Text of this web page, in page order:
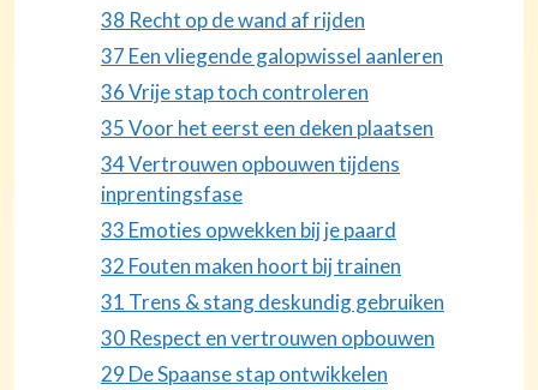
38 Recht op de wand af rijden
37 Een vliegende galopwissel aanleren
36 Vrije stap toch controleren
35 Voor het eerst een deken plaatsen
34 Vertrouwen opbouwen tijdens
inprentingsfase
33 Emoties opwekken bij je paard
32 Fouten maken hoort bij trainen
31 Trens & stang deskundig gebruiken
30 Respect en vertrouwen opbouwen
29 De Spaanse stap ontwikkelen